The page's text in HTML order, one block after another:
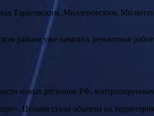
Тарасовским, Миллеровским,
районе уже начались ремонтные
новых регионов РФ,
Целями стали объекты на